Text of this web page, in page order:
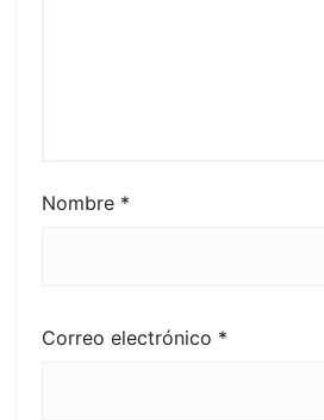
Nombre *
Correo electrónico *